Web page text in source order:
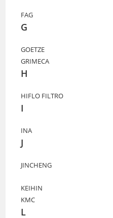
FAG
G
GOETZE
GRIMECA
H
HIFLO FILTRO
I
INA
J
JINCHENG
KEIHIN
KMC
L